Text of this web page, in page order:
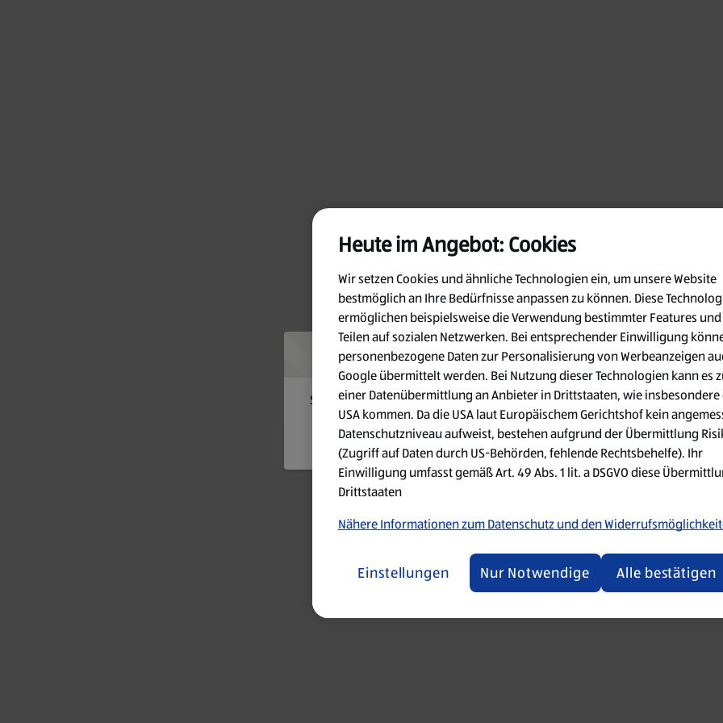
Oops!
Something went wrong. Please try refreshing the app
Refresh
Heute im Angebot: Cookies
Wir setzen Cookies und ähnliche Technologien ein, um unsere Website
bestmöglich an Ihre Bedürfnisse anpassen zu können. Diese
ermöglichen beispielsweise die Verwendung bestimmter Features und
Teilen auf sozialen Netzwerken. Bei entsprechender Einwilligung
personenbezogene Daten zur Personalisierung von Werbeanzeigen
Google übermittelt werden. Bei Nutzung dieser Technologien kann es
einer Datenübermittlung an Anbieter in Drittstaaten, wie insbesondere
USA kommen. Da die USA laut Europäischem Gerichtshof kein
Datenschutzniveau aufweist, bestehen aufgrund der Übermittlung
(Zugriff auf Daten durch US-Behörden, fehlende Rechtsbehelfe). Ihr
Einwilligung umfasst gemäß Art. 49 Abs. 1 lit. a DSGVO diese
Drittstaaten
Nähere Informationen zum Datenschutz und den
Einstellungen Nur Notwendige Alle bestätigen